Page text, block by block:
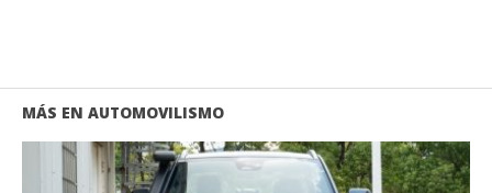
MÁS EN AUTOMOVILISMO